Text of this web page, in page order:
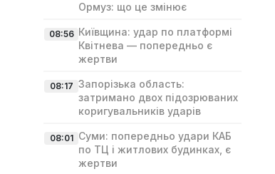
Ормуз: що це змінює
08:56 Київщина: удар по платформі
Квітнева — попередньо є
жертви
08:17 Запорізька область:
затримано двох підозрюваних
коригувальників ударів
08:01 Суми: попередньо удари КАБ
по ТЦ і житлових будинках, є
жертви